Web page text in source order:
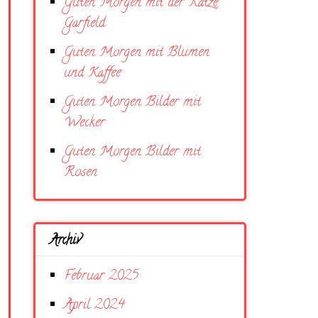
Garfield
Guten Morgen mit Blumen
und Kaffee
Guten Morgen Bilder mit
Wecker
Guten Morgen Bilder mit
Rosen
Archiv
Februar 2025
April 2024